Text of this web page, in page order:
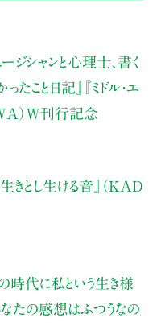
ージシャンと心理士、書く
こと日記』『ミドル・エ
）W刊行記念
生きとし生ける音』（KAD
時代に私という生き様
なたの感想はふつうなの